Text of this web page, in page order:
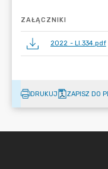
ZAŁĄCZNIKI
2022 - LI.334.pdf
DRUKUJ ZAPISZ DO